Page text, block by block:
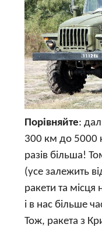
Порівняйте:
300 км до 5000
разів більша!
(усе залежить
ракети та
і в нас більше
Тож, ракета з